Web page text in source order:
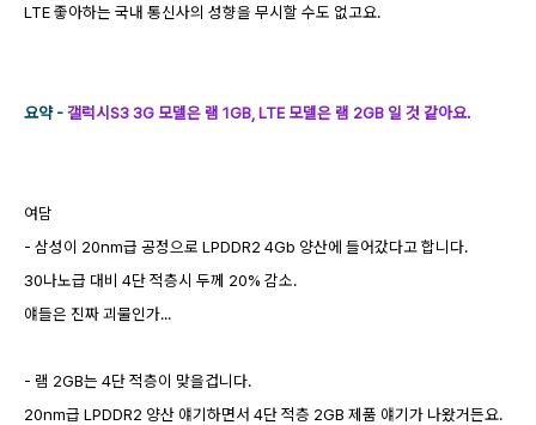
LTE 좋아하는 국내 통신사의 성향을 무시할 수도 없고요.
요약 -갤럭시S3 3G 모델은 램 1GB, LTE 모델은 램 2GB 일 것 같아요.
여담
- 삼성이 20nm급 공정으로 LPDDR2 4Gb 양산에 들어갔다고 합니다.
30나노급 대비 4단 적층시 두께 20% 감소.
얘들은 진짜 괴물인가...
- 램 2GB는 4단 적층이 맞을겁니다.
20nm급 LPDDR2 양산 얘기하면서 4단 적층 2GB 제품 얘기가 나왔거든요.